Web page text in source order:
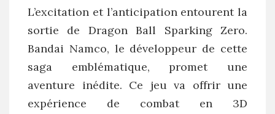
L’excitation et l’anticipation entourent la
sortie de Dragon Ball Sparking Zero.
Bandai Namco, le développeur de cette
saga emblématique, promet une
aventure inédite. Ce jeu va offrir une
expérience de combat en 3D